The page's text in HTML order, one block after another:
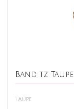
Banditz Taupe
Taupe